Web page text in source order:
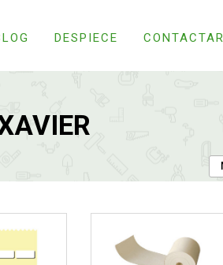
DESPIECE CONTACTAR